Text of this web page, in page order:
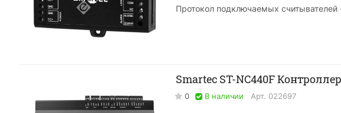
Протокол подключаемых считывателей
Smartec ST-NC440F Контроллер
0 В наличии Арт. 022697